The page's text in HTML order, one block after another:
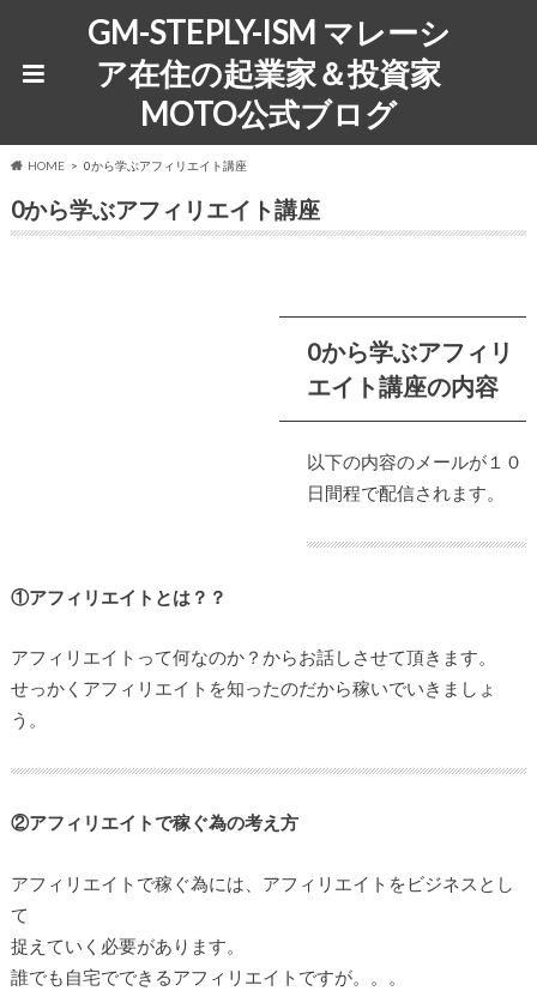
GM-STEPLY-ISM マレーシ
ア在住の起業家＆投資家
MOTO公式ブログ
HOME 0から学ぶアフィリエイト講座
0から学ぶアフィリエイト講座
0から学ぶアフィリ
エイト講座の内容
以下の内容のメールが１０
日間程で配信されます。
①アフィリエイトとは？？
アフィリエイトって何なのか？からお話しさせて頂きます。
せっかくアフィリエイトを知ったのだから稼いでいきましょ
う。
②アフィリエイトで稼ぐ為の考え方
アフィリエイトで稼ぐ為には、アフィリエイトをビジネスとし
て
捉えていく必要があります。
誰でも自宅でできるアフィリエイトですが。。。